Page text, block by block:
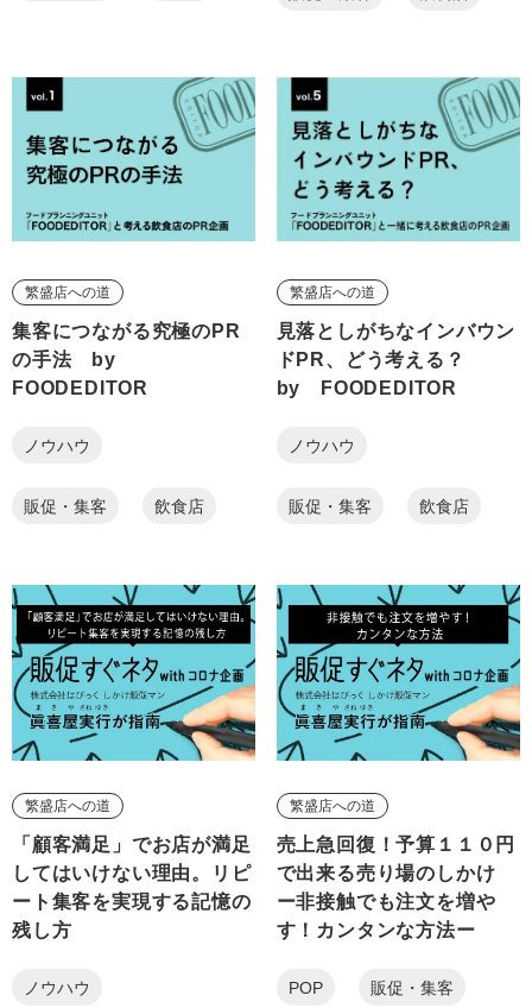
繁盛店への道
集客につながる究極のPR
の手法 by
FOODEDITOR
ノウハウ
販促・集客 飲食店
繁盛店への道
見落としがちなインバウン
ドPR、どう考える？
by FOODEDITOR
ノウハウ
販促・集客 飲食店
繁盛店への道
「顧客満足」でお店が満足
してはいけない理由。リピ
ート集客を実現する記憶の
残し方
ノウハウ
繁盛店への道
売上急回復！予算１１０円
で出来る売り場のしかけ
ー非接触でも注文を増や
す！カンタンな方法ー
POP 販促・集客